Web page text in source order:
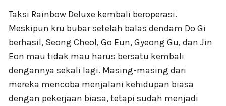
Taksi Rainbow Deluxe kembali beroperasi.
Meskipun kru bubar setelah balas dendam Do Gi
berhasil, Seong Cheol, Go Eun, Gyeong Gu, dan Jin
Eon mau tidak mau harus bersatu kembali
dengannya sekali lagi. Masing-masing dari
mereka mencoba menjalani kehidupan biasa
dengan pekerjaan biasa, tetapi sudah menjadi